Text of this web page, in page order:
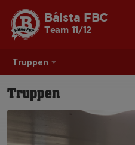
Truppen
Bålsta FBC
Team 11/12
Truppen